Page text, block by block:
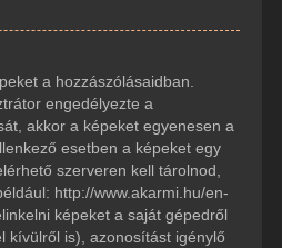
a hozzászólásaidban.
engedélyezte a
akkor a képeket egyenesen a
esetben a képeket egy
szerveren kell tárolnod,
http://www.akarmi.hu/en-
képeket a saját gépedről
kívülről is), azonosítást igénylő